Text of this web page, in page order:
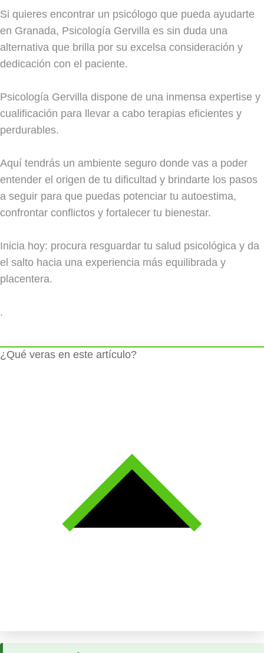
Si quieres encontrar un psicólogo que pueda ayudarte
en Granada, Psicología Gervilla es sin duda una
alternativa que brilla por su excelsa consideración y
dedicación con el paciente.
Psicología Gervilla dispone de una inmensa expertise y
cualificación para llevar a cabo terapias eficientes y
perdurables.
Aquí tendrás un ambiente seguro donde vas a poder
entender el origen de tu dificultad y brindarte los pasos
a seguir para que puedas potenciar tu autoestima,
confrontar conflictos y fortalecer tu bienestar.
Inicia hoy: procura resguardar tu salud psicológica y da
el salto hacia una experiencia más equilibrada y
placentera.
.
¿Qué veras en este artículo?